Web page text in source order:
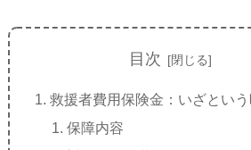
目次
救援者費用保険金：いざという
保障内容